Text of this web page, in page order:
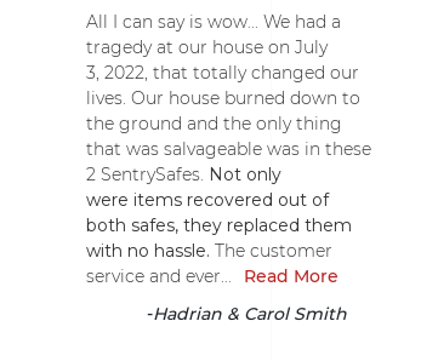
All I can say is wow... We had a
tragedy at our house on July
3, 2022, that totally changed our
lives. Our house burned down to
the ground and the only thing
that was salvageable was in these
2 SentrySafes. Not only
were items recovered out of
both safes, they replaced them
with no hassle. The customer
service and ever...
Read More
-Hadrian & Carol Smith